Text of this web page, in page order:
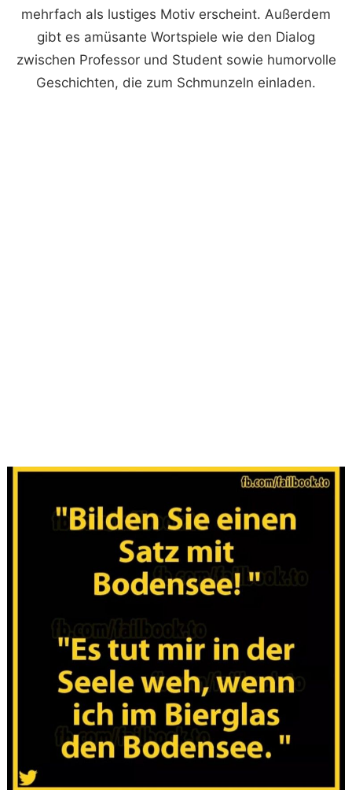
mehrfach als lustiges Motiv erscheint. Außerdem
gibt es amüsante Wortspiele wie den Dialog
zwischen Professor und Student sowie humorvolle
Geschichten, die zum Schmunzeln einladen.